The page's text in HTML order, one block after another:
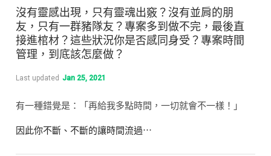
沒有靈感出現，只有靈魂出竅？沒有並肩的朋
友，只有一群豬隊友？專案多到做不完，最後直
接進棺材？這些狀況你是否感同身受？專案時間
管理，到底該怎麼做？
Last updated Jan 25, 2021
有一種錯覺是：「再給我多點時間，一切就會不一樣！」
因此你不斷、不斷的讓時間流過⋯